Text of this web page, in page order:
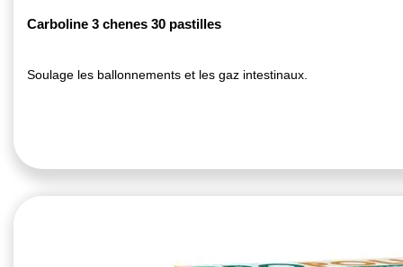
Carboline 3 chenes 30 pastilles
Soulage les ballonnements et les gaz intestinaux.